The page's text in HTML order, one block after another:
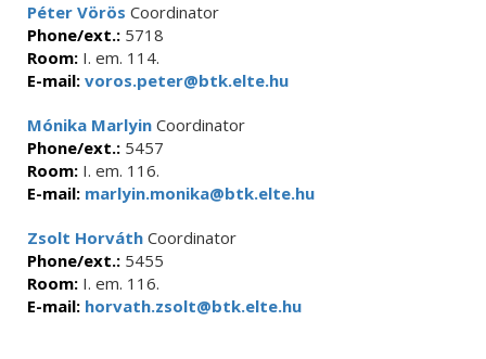
Péter Vörös Coordinator
Phone/ext.: 5718
Room: I. em. 114.
E-mail: voros.peter@btk.elte.hu
Mónika Marlyin Coordinator
Phone/ext.: 5457
Room: I. em. 116.
E-mail: marlyin.monika@btk.elte.hu
Zsolt Horváth Coordinator
Phone/ext.: 5455
Room: I. em. 116.
E-mail: horvath.zsolt@btk.elte.hu